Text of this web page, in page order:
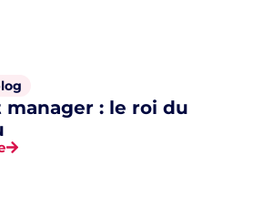
manager : le roi du